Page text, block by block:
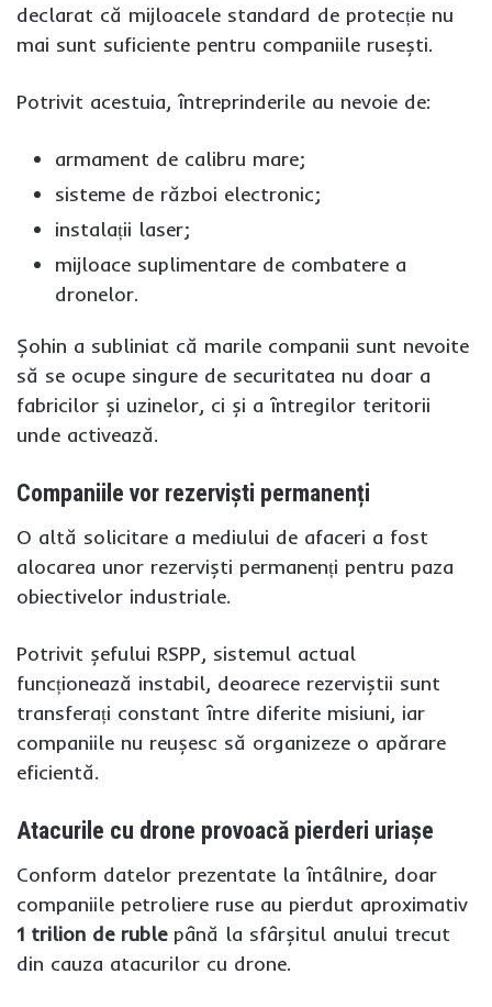
declarat că mijloacele standard de protecție nu
mai sunt suficiente pentru companiile rusești.
Potrivit acestuia, întreprinderile au nevoie de:
armament de calibru mare;
sisteme de război electronic;
instalații laser;
mijloace suplimentare de combatere a
dronelor.
Șohin a subliniat că marile companii sunt nevoite
să se ocupe singure de securitatea nu doar a
fabricilor și uzinelor, ci și a întregilor teritorii
unde activează.
Companiile vor rezerviști permanenți
O altă solicitare a mediului de afaceri a fost
alocarea unor rezerviști permanenți pentru paza
obiectivelor industriale.
Potrivit șefului RSPP, sistemul actual
funcționează instabil, deoarece rezerviștii sunt
transferați constant între diferite misiuni, iar
companiile nu reușesc să organizeze o apărare
eficientă.
Atacurile cu drone provoacă pierderi uriașe
Conform datelor prezentate la întâlnire, doar
companiile petroliere ruse au pierdut aproximativ
1 trilion de rublepână la sfârșitul anului trecut
din cauza atacurilor cu drone.